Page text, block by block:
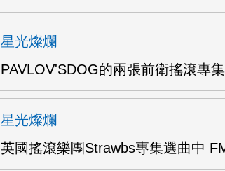
星光燦爛
PAVLOV'SDOG的兩張前衛搖滾專
星光燦爛
英國搖滾樂團Strawbs專集選曲中